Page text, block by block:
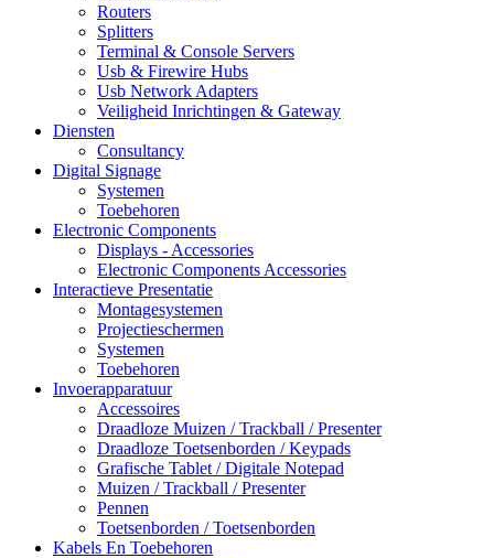
Routers
Splitters
Terminal & Console Servers
Usb & Firewire Hubs
Usb Network Adapters
Veiligheid Inrichtingen & Gateway
Diensten
Consultancy
Digital Signage
Systemen
Toebehoren
Electronic Components
Displays - Accessories
Electronic Components Accessories
Interactieve Presentatie
Montagesystemen
Projectieschermen
Systemen
Toebehoren
Invoerapparatuur
Accessoires
Draadloze Muizen / Trackball / Presenter
Draadloze Toetsenborden / Keypads
Grafische Tablet / Digitale Notepad
Muizen / Trackball / Presenter
Pennen
Toetsenborden / Toetsenborden
Kabels En Toebehoren